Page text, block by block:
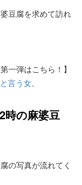
豆腐を求めて訪れ
一弾はこちら！】
言う女。
時の麻婆豆
の写真が流れてく